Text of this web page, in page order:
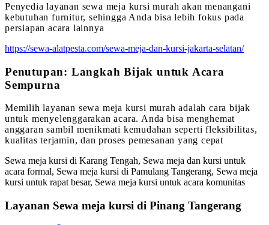
Penyedia layanan sewa meja kursi murah akan menangani
kebutuhan furnitur, sehingga Anda bisa lebih fokus pada
persiapan acara lainnya
https://sewa-alatpesta.com/sewa-meja-dan-kursi-jakarta-selatan/
Penutupan: Langkah Bijak untuk Acara
Sempurna
Memilih layanan sewa meja kursi murah adalah cara bijak
untuk menyelenggarakan acara. Anda bisa menghemat
anggaran sambil menikmati kemudahan seperti fleksibilitas,
kualitas terjamin, dan proses pemesanan yang cepat
Sewa meja kursi di Karang Tengah, Sewa meja dan kursi untuk
acara formal, Sewa meja kursi di Pamulang Tangerang, Sewa meja
kursi untuk rapat besar, Sewa meja kursi untuk acara komunitas
Layanan Sewa meja kursi di Pinang Tangerang